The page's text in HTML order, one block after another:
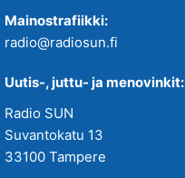
Mainostrafiikki:
radio@radiosun.fi
Uutis-, juttu- ja menovinkit:
Radio SUN
Suvantokatu 13
33100 Tampere